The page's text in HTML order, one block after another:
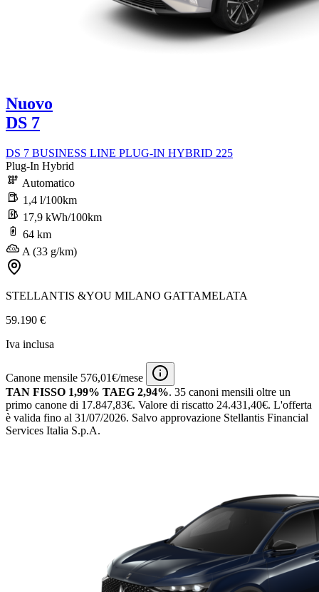
Nuovo
DS 7
DS 7 BUSINESS LINE PLUG-IN HYBRID 225
Plug-In Hybrid
Automatico
1,4 l/100km
17,9 kWh/100km
64 km
A (33 g/km)
STELLANTIS &YOU MILANO GATTAMELATA
59.190 €
Iva inclusa
Canone mensile 576,01€/mese
TAN FISSO 1,99% TAEG 2,94%. 35 canoni mensili oltre un
primo canone di 17.847,83€. Valore di riscatto 24.431,40€. L'offerta
è valida fino al 31/07/2026. Salvo approvazione Stellantis Financial
Services Italia S.p.A.